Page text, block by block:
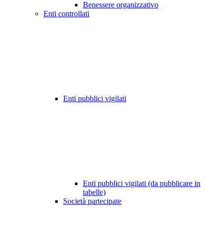
Benessere organizzativo
Enti controllati
Enti pubblici vigilati
Enti pubblici vigilati (da pubblicare in
tabelle)
Società partecipate